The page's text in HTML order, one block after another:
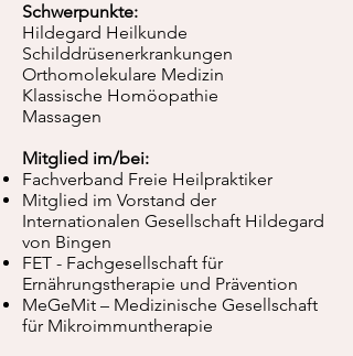
Schwerpunkte:
Hildegard Heilkunde
Schilddrüsenerkrankungen
Orthomolekulare Medizin
Klassische Homöopathie
Massagen
Mitglied im/bei:
Fachverband Freie Heilpraktiker
Mitglied im Vorstand der
Internationalen Gesellschaft Hildegard
von Bingen
FET - Fachgesellschaft für
Ernährungstherapie und Prävention
MeGeMit – Medizinische Gesellschaft
für Mikroimmuntherapie